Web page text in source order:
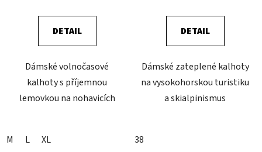
DETAIL
Dámské volnočasové
kalhoty s příjemnou
lemovkou na nohavicích
M L XL
DETAIL
Dámské zateplené kalhoty
na vysokohorskou turistiku
a skialpinismus
38